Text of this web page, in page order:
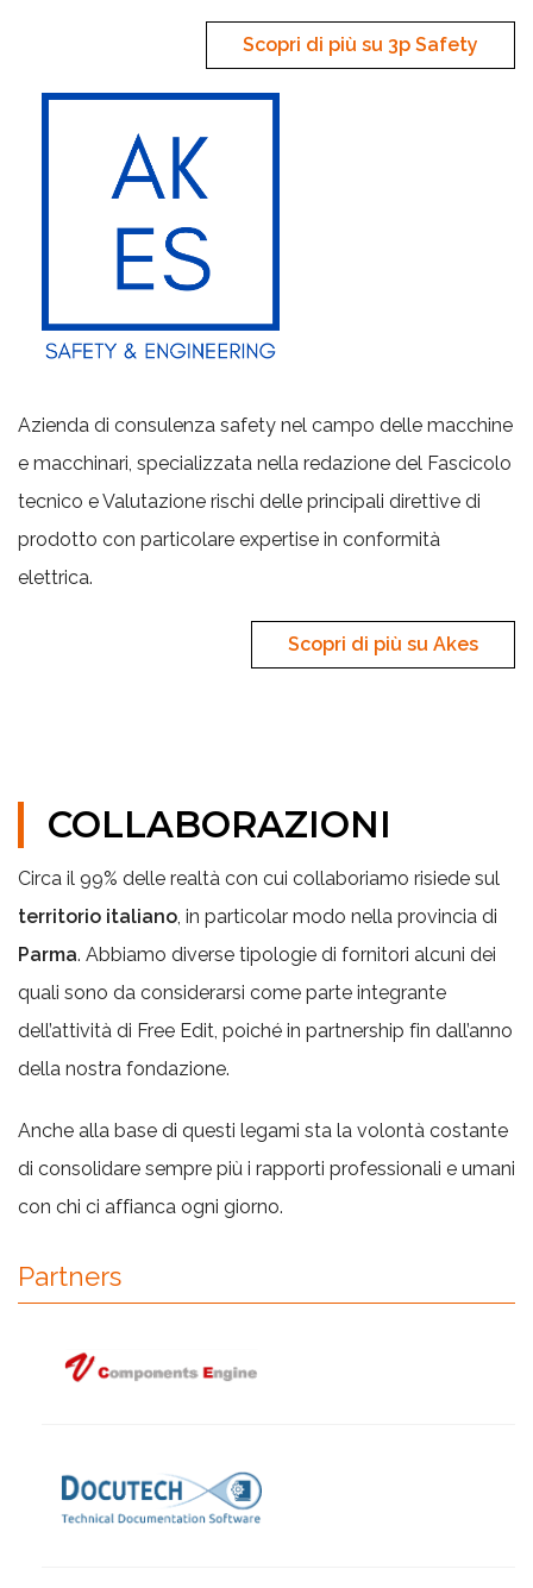
Scopri di più su 3p Safety
Azienda di consulenza safety nel campo delle macchine
e macchinari, specializzata nella redazione del Fascicolo
tecnico e Valutazione rischi delle principali direttive di
prodotto con particolare expertise in conformità
elettrica.
Scopri di più su Akes
COLLABORAZIONI
Circa il 99% delle realtà con cui collaboriamo risiede sul
territorio italiano, in particolar modo nella provincia di
Parma. Abbiamo diverse tipologie di fornitori alcuni dei
quali sono da considerarsi come parte integrante
dell’attività di Free Edit, poiché in partnership fin dall’anno
della nostra fondazione.
Anche alla base di questi legami sta la volontà costante
di consolidare sempre più i rapporti professionali e umani
con chi ci affianca ogni giorno.
Partners